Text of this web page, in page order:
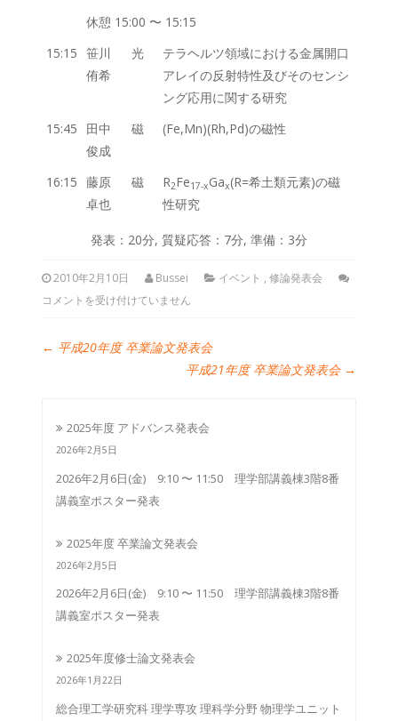
休憩 15:00 〜 15:15
15:15
笹川
侑希
光
テラヘルツ領域における金属開口
アレイの反射特性及びそのセンシ
ング応用に関する研究
15:45
田中
俊成
磁 (Fe,Mn)(Rh,Pd)の磁性
16:15
藤原
卓也
磁 R2Fe17-xGax(R=希土類元素)の磁
性研究
発表：20分, 質疑応答：7分, 準備：3分
2010年2月10日 Bussei イベント ,修論発表会
コメントを受け付けていません
← 平成20年度 卒業論文発表会
平成21年度 卒業論文発表会 →
2025年度 アドバンス発表会
2026年2月5日
2026年2月6日(金) 9:10 〜 11:50 理学部講義棟3階8番
講義室ポスター発表
2025年度 卒業論文発表会
2026年2月5日
2026年2月6日(金) 9:10 〜 11:50 理学部講義棟3階8番
講義室ポスター発表
2025年度修士論文発表会
2026年1月22日
総合理工学研究科 理学専攻 理科学分野 物理学ユニット